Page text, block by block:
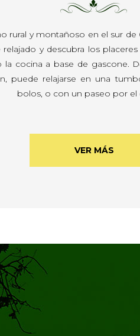
rural y montañoso en el sur de
y descubra los
la cocina a base de gascone.
puede relajarse en una
bolos, o con un paseo por el
VER MÁS